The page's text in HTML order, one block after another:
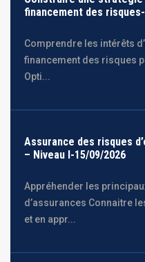
financement des
Comprendre les intérêts
financement des risques
Opti...
Assurance des risques
– Niveau I-15/09/2026
Appréhender les
d’assurances Connaitre
et en appr...